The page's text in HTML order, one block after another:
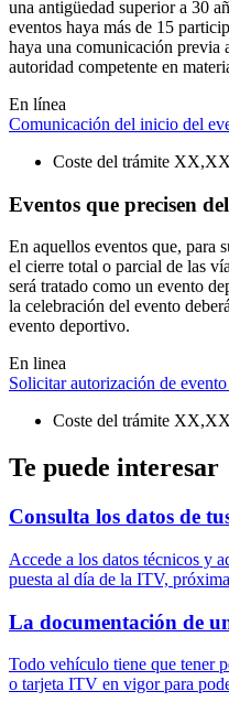
una antigüedad superior a 30
eventos haya más de 15
haya una comunicación previa
autoridad competente en
En línea
Comunicación del inicio del
Coste del trámite
Eventos que precisen
En aquellos eventos que, para
el cierre total o parcial de las
será tratado como un evento
la celebración del evento
evento deportivo.
En linea
Solicitar autorización de
Coste del trámite
Te puede interesar
Consulta los datos de
Accede a los datos técnicos y
puesta al día de la ITV,
La documentación de
Todo vehículo tiene que tener
o tarjeta ITV en vigor para